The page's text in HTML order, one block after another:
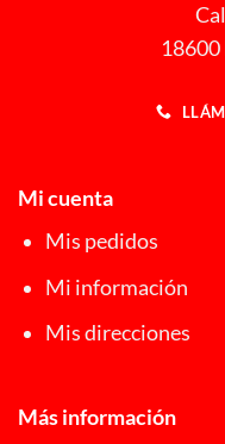
Mi cuenta
Mis pedidos
Mi información
Mis direcciones
Más información